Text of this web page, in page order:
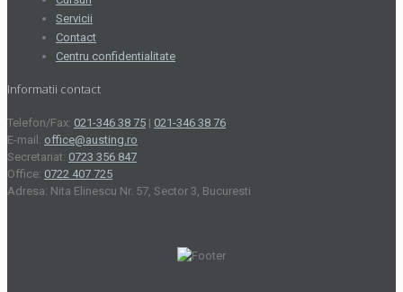
Servicii
Contact
Centru confidentialitate
Informatii contact
Telefon/Fax: 021-346 38 75 | 021-346 38 76
E-mail: office@austing.ro
Secretariat: 0723 356 847
Office: 0722 407 725
Adresa: Nita Elinescu Nr. 57, Sector 3, Bucuresti